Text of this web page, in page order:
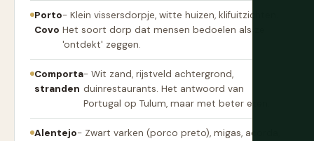
Porto
Covo
- Klein vissersdorpje, witte huizen, klifuitzichten.
Het soort dorp dat mensen bedoelen als ze
'ontdekt' zeggen.
Comporta
stranden
- Wit zand, rijstveld achtergrond,
duinrestaurants. Het antwoord van
Portugal op Tulum, maar met beter eten.
Alentejo- Zwart varken (porco preto), migas, acorda,